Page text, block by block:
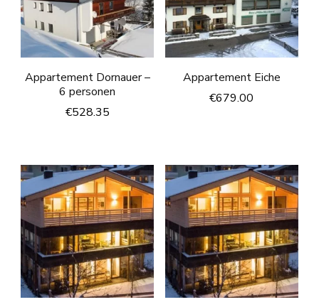
Appartement Dornauer –
6 personen
€528.35
Appartement Eiche
€679.00